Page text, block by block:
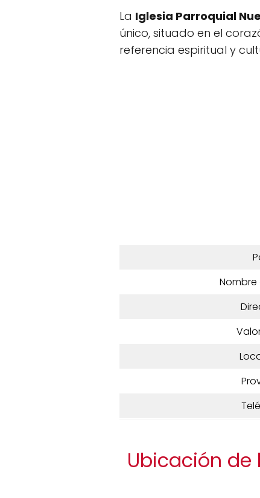
La Iglesia Parroquial
único, situado en el
referencia espiritual y
Ubicación de